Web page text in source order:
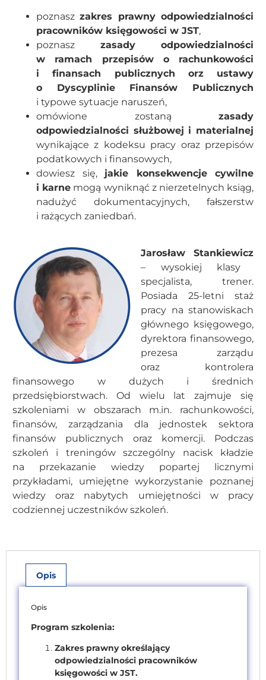
poznaszzakres prawny odpowiedzialności
pracowników księgowości w JST,
poznasz zasady odpowiedzialności
w ramach przepisów o rachunkowości
i finansach publicznych orz ustawy
o Dyscyplinie Finansów Publicznych
i typowe sytuacje naruszeń,
omówione zostaną zasady
odpowiedzialności służbowej i materialnej
wynikające z kodeksu pracy oraz przepisów
podatkowych i finansowych,
dowiesz się, jakie konsekwencje cywilne
i karne mogą wyniknąć z nierzetelnych ksiąg,
nadużyć dokumentacyjnych, fałszerstw
i rażących zaniedbań.
Jarosław Stankiewicz
– wysokiej klasy
specjalista, trener.
Posiada 25-letni staż
pracy na stanowiskach
głównego księgowego,
dyrektora finansowego,
prezesa zarządu
oraz kontrolera
finansowego w dużych i średnich
przedsiębiorstwach. Od wielu lat zajmuje się
szkoleniami w obszarach m.in. rachunkowości,
finansów, zarządzania dla jednostek sektora
finansów publicznych oraz komercji. Podczas
szkoleń i treningów szczególny nacisk kładzie
na przekazanie wiedzy popartej licznymi
przykładami, umiejętne wykorzystanie poznanej
wiedzy oraz nabytych umiejętności w pracy
codziennej uczestników szkoleń.
Opis
Opis
Program szkolenia:
Zakres prawny określający
odpowiedzialności pracowników
księgowości w JST.